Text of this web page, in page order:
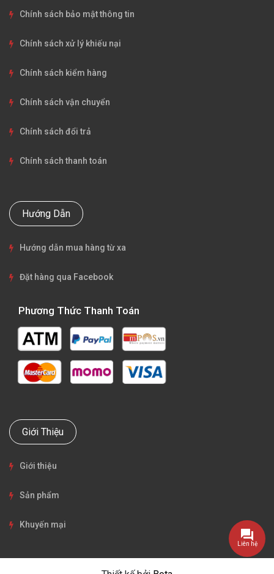
Chính sách bảo mật thông tin
Chính sách xử lý khiếu nại
Chính sách kiểm hàng
Chính sách vận chuyển
Chính sách đổi trả
Chính sách thanh toán
Hướng Dẫn
Hướng dẫn mua hàng từ xa
Đặt hàng qua Facebook
Phương Thức Thanh Toán
Giới Thiệu
Giới thiệu
Sản phẩm
Khuyến mại
Liên hệ